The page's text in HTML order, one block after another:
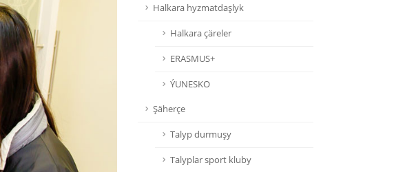
Halkara hyzmatdaşlyk
Halkara çäreler
ERASMUS+
ÝUNESKO
Şäherçe
Talyp durmuşy
Talyplar sport kluby